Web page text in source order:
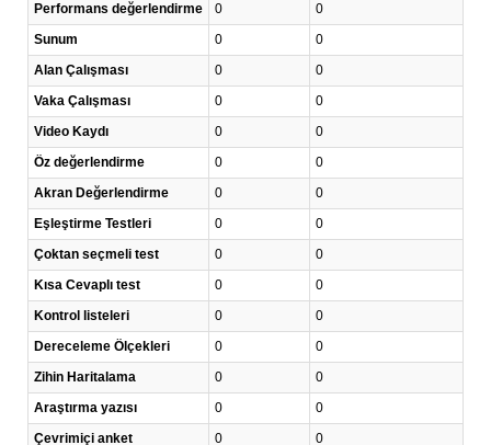
Performans değerlendirme
0
0
Sunum
0
0
Alan Çalışması
0
0
Vaka Çalışması
0
0
Video Kaydı
0
0
Öz değerlendirme
0
0
Akran Değerlendirme
0
0
Eşleştirme Testleri
0
0
Çoktan seçmeli test
0
0
Kısa Cevaplı test
0
0
Kontrol listeleri
0
0
Dereceleme Ölçekleri
0
0
Zihin Haritalama
0
0
Araştırma yazısı
0
0
Çevrimiçi anket
0
0